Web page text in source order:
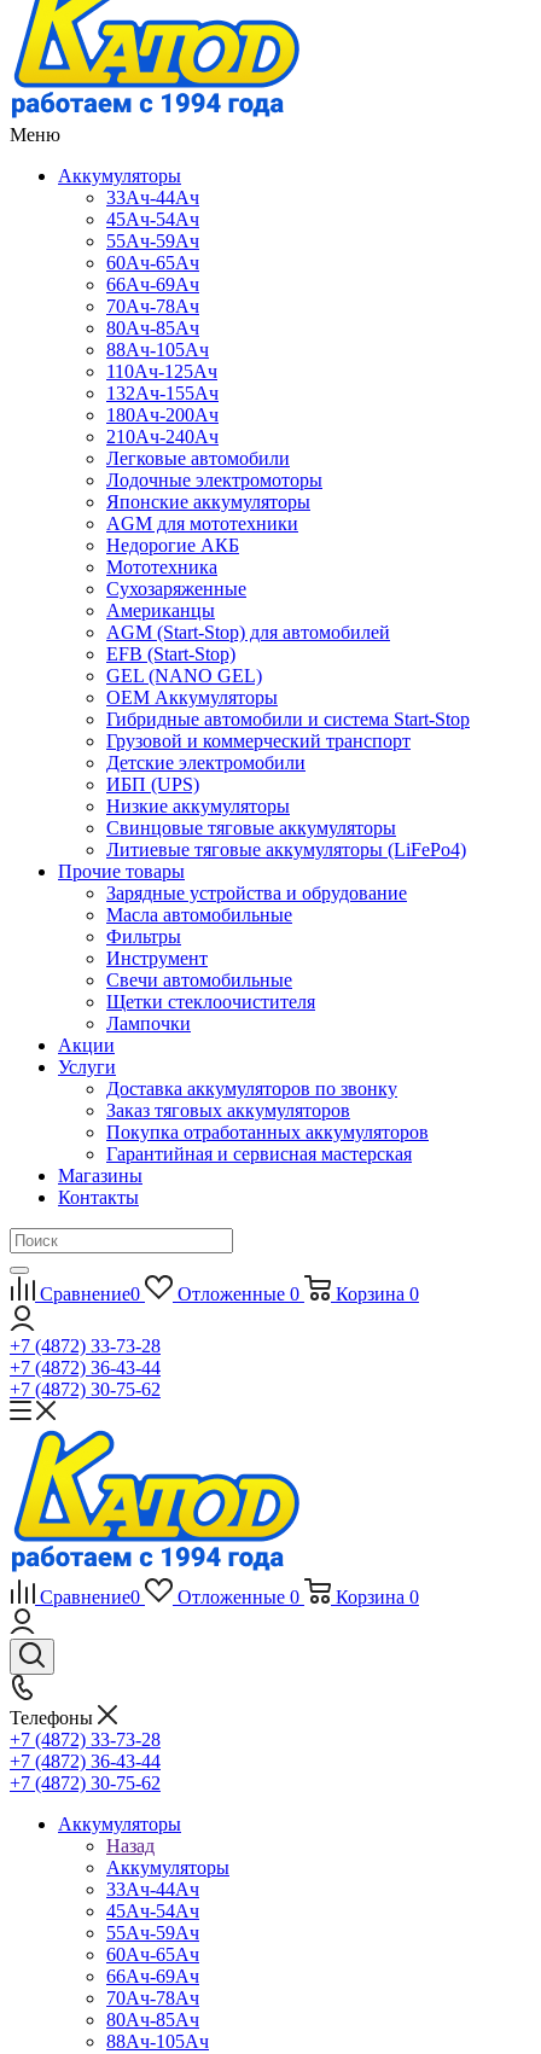
Меню
Аккумуляторы
33Ач-44Ач
45Ач-54Ач
55Ач-59Ач
60Ач-65Ач
66Ач-69Ач
70Ач-78Ач
80Ач-85Ач
88Ач-105Ач
110Ач-125Ач
132Ач-155Ач
180Ач-200Ач
210Ач-240Ач
Легковые автомобили
Лодочные электромоторы
Японские аккумуляторы
AGM для мототехники
Недорогие АКБ
Мототехника
Сухозаряженные
Американцы
AGM (Start-Stop) для автомобилей
EFB (Start-Stop)
GEL (NANO GEL)
OEM Аккумуляторы
Гибридные автомобили и система Start-Stop
Грузовой и коммерческий транспорт
Детские электромобили
ИБП (UPS)
Низкие аккумуляторы
Свинцовые тяговые аккумуляторы
Литиевые тяговые аккумуляторы (LiFePo4)
Прочие товары
Зарядные устройства и обрудование
Масла автомобильные
Фильтры
Инструмент
Свечи автомобильные
Щетки стеклоочистителя
Лампочки
Акции
Услуги
Доставка аккумуляторов по звонку
Заказ тяговых аккумуляторов
Покупка отработанных аккумуляторов
Гарантийная и сервисная мастерская
Магазины
Контакты
Сравнение0 Отложенные 0 Корзина 0
+7 (4872) 33-73-28
+7 (4872) 36-43-44
+7 (4872) 30-75-62
Сравнение0 Отложенные 0 Корзина 0
Телефоны
+7 (4872) 33-73-28
+7 (4872) 36-43-44
+7 (4872) 30-75-62
Аккумуляторы
Назад
Аккумуляторы
33Ач-44Ач
45Ач-54Ач
55Ач-59Ач
60Ач-65Ач
66Ач-69Ач
70Ач-78Ач
80Ач-85Ач
88Ач-105Ач